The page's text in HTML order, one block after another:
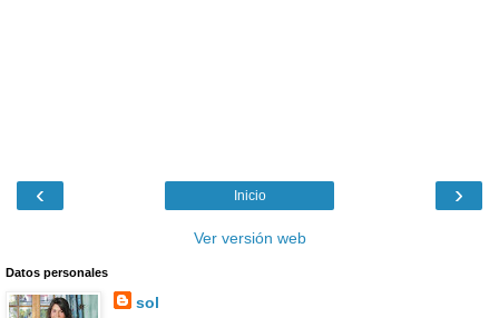
‹ ›
Inicio
Ver versión web
Datos personales
sol